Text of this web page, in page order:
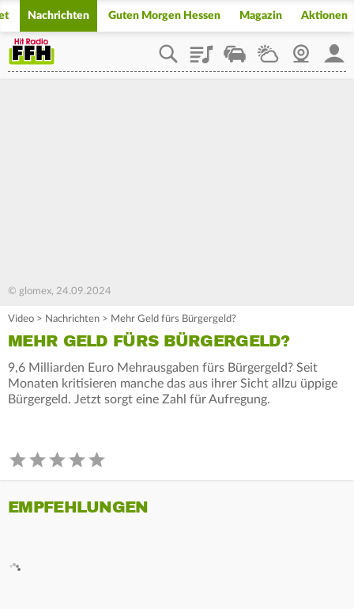
Nachrichten Guten Morgen Hessen Magazin Aktionen
PlaylistStaupilotWetterWebcam
© glomex, 24.09.2024
Video > Nachrichten > Mehr Geld fürs Bürgergeld?
MEHR GELD FÜRS BÜRGERGELD?
9,6 Milliarden Euro Mehrausgaben fürs Bürgergeld? Seit
Monaten kritisieren manche das aus ihrer Sicht allzu üppige
Bürgergeld. Jetzt sorgt eine Zahl für Aufregung.
EMPFEHLUNGEN